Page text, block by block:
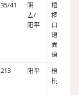
35/41
阴
去/
阳平
梧
桐。
口头
语书
面
语。
213 阳平
梧
桐。